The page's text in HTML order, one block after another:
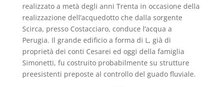
realizzato a metà degli anni Trenta in occasione della
realizzazione dell’acquedotto che dalla sorgente
Scirca, presso Costacciaro, conduce l’acqua a
Perugia. Il grande edificio a forma di L, già di
proprietà dei conti Cesarei ed oggi della famiglia
Simonetti, fu costruito probabilmente su strutture
preesistenti preposte al controllo del guado fluviale.